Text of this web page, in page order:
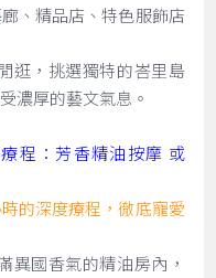
、精品店、特色服飾店
逛，挑選獨特的峇里島
濃厚的藝文氣息。
程：芳香精油按摩 或
的深度療程，徹底寵愛
異國香氣的精油房內，